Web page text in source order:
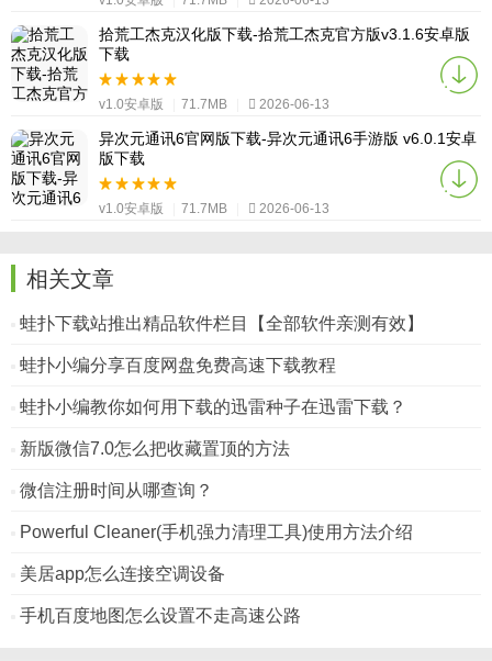
拾荒工杰克汉化版下载-拾荒工杰克官方版v3.1.6安卓版
下载
v1.0安卓版 71.7MB 2026-06-13
异次元通讯6官网版下载-异次元通讯6手游版 v6.0.1安卓
版下载
v1.0安卓版 71.7MB 2026-06-13
相关文章
蛙扑下载站推出精品软件栏目【全部软件亲测有效】
蛙扑小编分享百度网盘免费高速下载教程
蛙扑小编教你如何用下载的迅雷种子在迅雷下载？
新版微信7.0怎么把收藏置顶的方法
微信注册时间从哪查询？
Powerful Cleaner(手机强力清理工具)使用方法介绍
美居app怎么连接空调设备
手机百度地图怎么设置不走高速公路